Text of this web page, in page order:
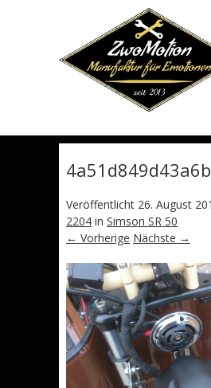
Veröffentlicht 26. August
2204 in Simson SR 50
← Vorherige Nächste →
OKAY. VERSTANDEN.